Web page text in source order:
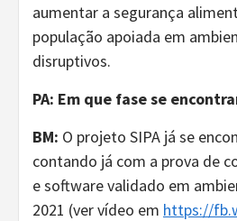
aumentar a segurança
população apoiada em
disruptivos.
PA: Em que fase se
BM: O projeto SIPA já se
contando já com a prova de
e software validado em
2021 (ver vídeo em https://